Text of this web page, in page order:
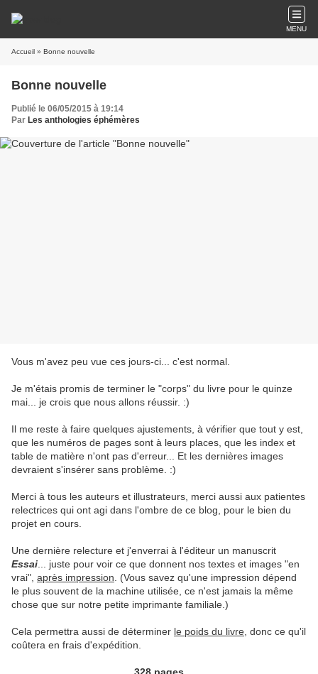
MENU
Accueil » Bonne nouvelle
Bonne nouvelle
Publié le 06/05/2015 à 19:14
Par Les anthologies éphémères
Vous m'avez peu vue ces jours-ci... c'est normal.
Je m'étais promis de terminer le "corps" du livre pour le quinze
mai... je crois que nous allons réussir. :)
Il me reste à faire quelques ajustements, à vérifier que tout y est,
que les numéros de pages sont à leurs places, que les index et
table de matière n'ont pas d'erreur... Et les dernières images
devraient s'insérer sans problème. :)
Merci à tous les auteurs et illustrateurs, merci aussi aux patientes
relectrices qui ont agi dans l'ombre de ce blog, pour le bien du
projet en cours.
Une dernière relecture et j'enverrai à l'éditeur un manuscrit
Essai ... juste pour voir ce que donnent nos textes et images "en
vrai", après impression . (Vous savez qu'une impression dépend
le plus souvent de la machine utilisée, ce n'est jamais la même
chose que sur notre petite imprimante familiale.)
Cela permettra aussi de déterminer le poids du livre , donc ce qu'il
coûtera en frais d'expédition.